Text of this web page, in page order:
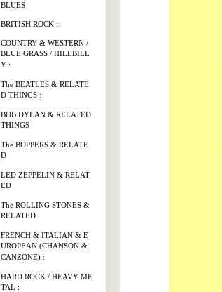
BLUES
BRITISH ROCK :
COUNTRY & WESTERN /
BLUE GRASS / HILLBILL
Y :
The BEATLES & RELATE
D THINGS :
BOB DYLAN & RELATED
THINGS
The BOPPERS & RELATE
D
LED ZEPPELIN & RELAT
ED
The ROLLING STONES &
RELATED
FRENCH & ITALIAN & E
UROPEAN (CHANSON &
CANZONE) :
HARD ROCK / HEAVY ME
TAL :